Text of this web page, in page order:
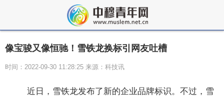
像宝骏又像恒驰！雪铁龙换标引网友吐槽
时间：2022-09-30 11:28:25 来源：科技讯
近日，雪铁龙发布了新的企业品牌标识。不过，雪